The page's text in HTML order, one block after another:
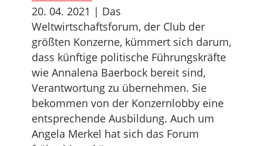
20. 04. 2021 | Das
Weltwirtschaftsforum, der Club der
größten Konzerne, kümmert sich darum,
dass künftige politische Führungskräfte
wie Annalena Baerbock bereit sind,
Verantwortung zu übernehmen. Sie
bekommen von der Konzernlobby eine
entsprechende Ausbildung. Auch um
Angela Merkel hat sich das Forum